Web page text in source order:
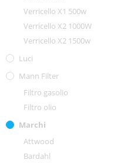
Verricello X1 500w
Verricello X2 1000W
Verricello X2 1500w
Luci
Mann Filter
Filtro gasolio
Filtro olio
Marchi
Attwood
Bardahl